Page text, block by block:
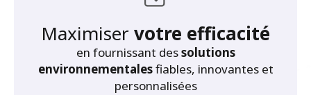
Maximiservotre efficacité
en fournissant dessolutions
environnementalesfiables, innovantes et
personnalisées